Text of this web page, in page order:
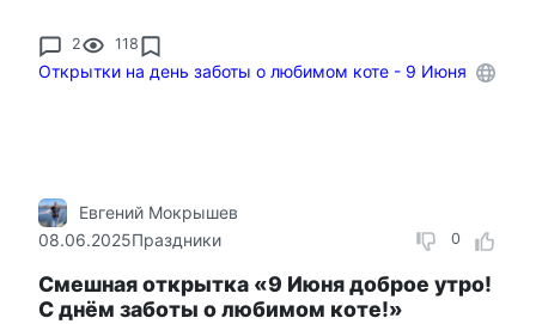
2 118
Открытки на день заботы о любимом коте - 9 Июня
0
Евгений Мокрышев
08.06.2025Праздники
Смешная открытка «9 Июня доброе утро!
С днём заботы о любимом коте!»